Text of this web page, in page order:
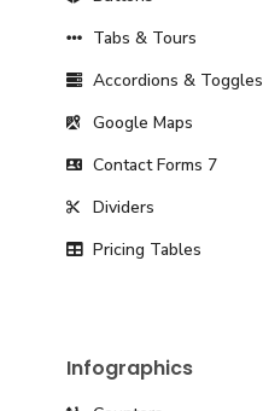
Tabs & Tours
Accordions & Toggles
Google Maps
Contact Forms 7
Dividers
Pricing Tables
Infographics